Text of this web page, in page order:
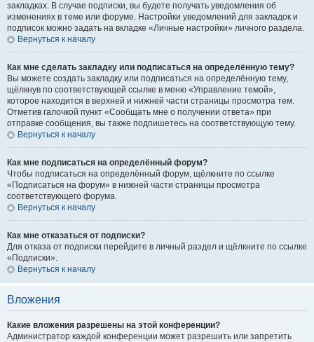
закладках. В случае подписки, вы будете получать уведомления об
изменениях в теме или форуме. Настройки уведомлений для закладок и
подписок можно задать на вкладке «Личные настройки» личного раздела.
Вернуться к началу
Как мне сделать закладку или подписаться на определённую тему?
Вы можете создать закладку или подписаться на определённую тему,
щёлкнув по соответствующей ссылке в меню «Управление темой»,
которое находится в верхней и нижней части страницы просмотра тем.
Отметив галочкой пункт «Сообщать мне о получении ответа» при
отправке сообщения, вы также подпишетесь на соответствующую тему.
Вернуться к началу
Как мне подписаться на определённый форум?
Чтобы подписаться на определённый форум, щёлкните по ссылке
«Подписаться на форум» в нижней части страницы просмотра
соответствующего форума.
Вернуться к началу
Как мне отказаться от подписки?
Для отказа от подписки перейдите в личный раздел и щёлкните по ссылке
«Подписки».
Вернуться к началу
Вложения
Какие вложения разрешены на этой конференции?
Администратор каждой конференции может разрешить или запретить